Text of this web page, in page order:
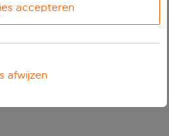
accepteren
afwijzen